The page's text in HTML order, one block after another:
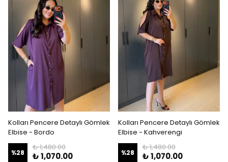
Kolları Pencere Detaylı Gömlek
Elbise - Bordo
%28
₺ 1,480.00
₺ 1,070.00
Kolları Pencere Detaylı Gömlek
Elbise - Kahverengi
%28
₺ 1,480.00
₺ 1,070.00